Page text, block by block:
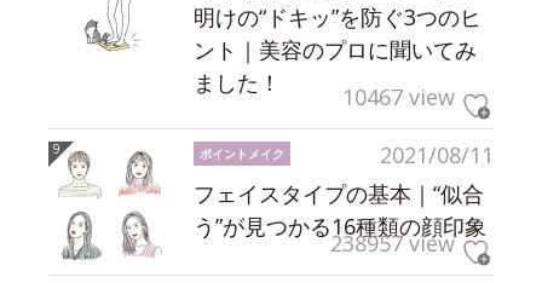
明けの“ドキッ”を防ぐ3つのヒ
ント｜美容のプロに聞いてみ
ました！
10467 view
2021/08/11
ポイントメイク
フェイスタイプの基本｜“似合
う”が見つかる16種類の顔印象
238957 view